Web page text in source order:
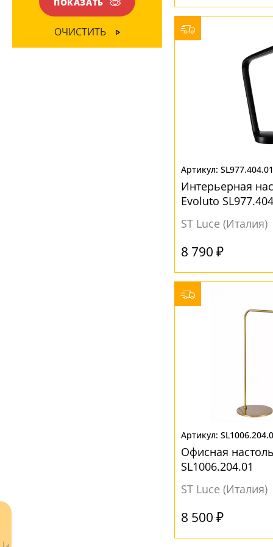
SL977.404.01
Интерьерная
Evoluto
ST Luce (Италия)
8 790 ₽
Офисная
SL1006.204.01
ST Luce (Италия)
8 500 ₽
МАТЕРИАЛ
Глянцевый(3)
Зеркальный хром(1)
ОЧИСТИТЬ